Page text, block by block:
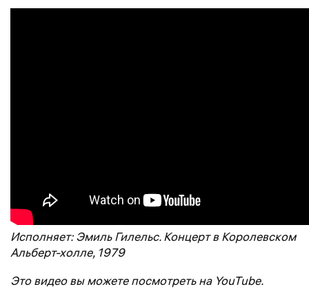
Исполняет: Эмиль Гилельс. Концерт в Королевском
Альберт-холле, 1979
Это видео вы можете посмотреть на YouTube.